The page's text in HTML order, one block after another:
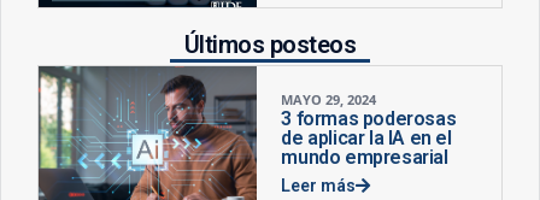
Últimos posteos
MAYO 29, 2024
3 formas poderosas
de aplicar la IA en el
mundo empresarial
Leer más